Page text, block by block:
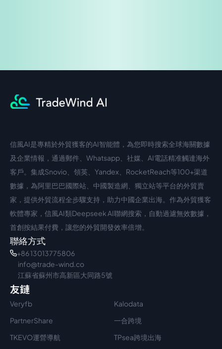
中文入口
信風AI是專精於外貿獲客的AI智能體，為您即時搜索全球海關數據
及企業情報，通過郵件、Whatsapp、社媒、AI電話精准觸達海外
客戶。集成Snovio、領英、Yandex、RocketReach等100+渠道
數據，為阿里巴巴國際站、中國製造網、獨立站等平台的外貿賣
家，提供外貿流程全步驟支持，助力中國企業出海。作為外貿獲客
軟體專家，信風AI類Deepseek AI聯網搜索，自動過濾無效數據，
首創按結果付費，讓您的外貿開發效率倍增。
聯絡方式
+86 13013775806
info@trade-wind.co
江蘇省蘇州市高新區大同路5號
友鏈
Veryfb
Kalodata
PartnerShare
一合跨境
TKEVO運營導航
TPsea跨境出海